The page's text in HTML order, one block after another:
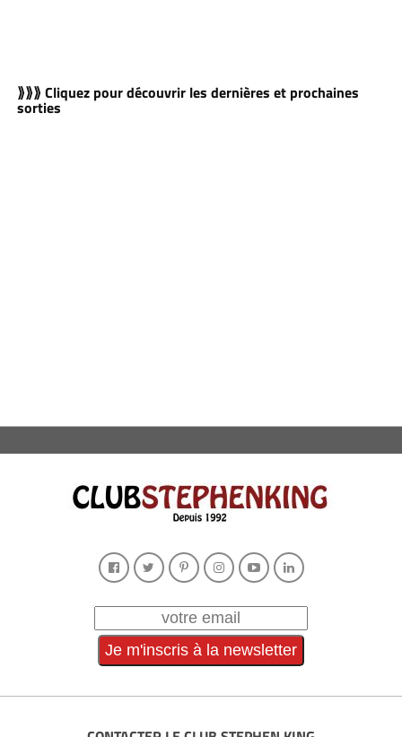
⟫⟫⟫ Cliquez pour découvrir les dernières et prochaines
sorties